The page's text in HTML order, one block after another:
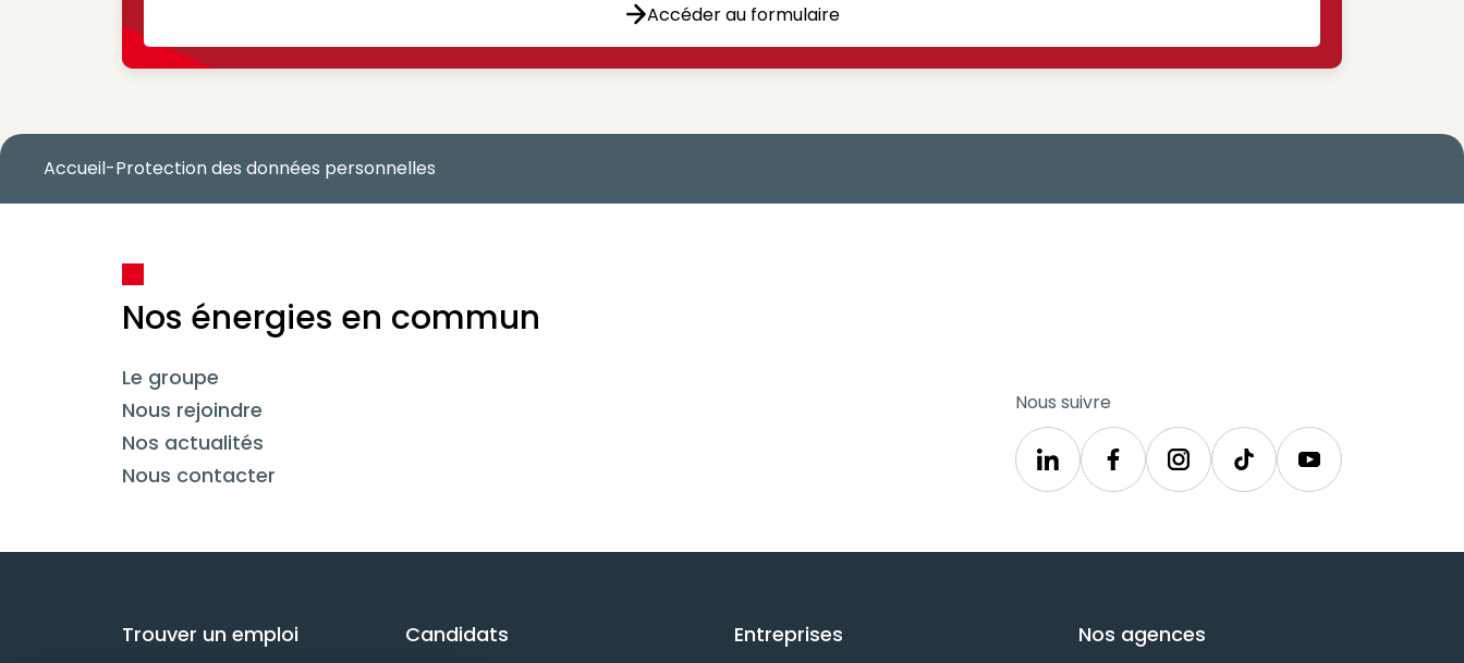
Accéder au formulaire
Accéder au formulaire
Accueil-Protection des données personnelles
Nos énergies en commun
Le groupe
Nous rejoindre
Nos actualités
Nous contacter
Nous suivre
LinkedinSynergieInstagram
TikTokYoutube
Trouver un emploi Candidats Entreprises Nos agences